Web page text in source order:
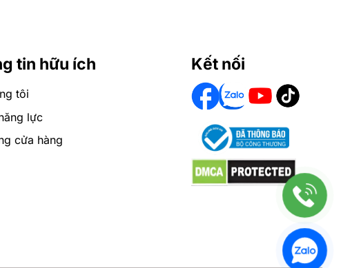
tin hữu ích
tôi
lực
cửa hàng
Kết nối